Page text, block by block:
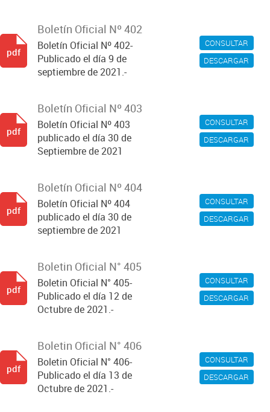
CONSULTAR
DESCARGAR
Boletín Oficial Nº 402
Boletín Oficial Nº 402-
Publicado el día 9 de
septiembre de 2021.-
pdf
CONSULTAR
DESCARGAR
Boletín Oficial Nº 403
Boletín Oficial Nº 403
publicado el día 30 de
Septiembre de 2021
pdf
CONSULTAR
DESCARGAR
Boletín Oficial Nº 404
Boletín Oficial Nº 404
publicado el día 30 de
septiembre de 2021
pdf
CONSULTAR
DESCARGAR
Boletin Oficial N° 405
Boletin Oficial N° 405-
Publicado el día 12 de
Octubre de 2021.-
pdf
CONSULTAR
DESCARGAR
Boletin Oficial N° 406
Boletin Oficial N° 406-
Publicado el día 13 de
Octubre de 2021.-
pdf